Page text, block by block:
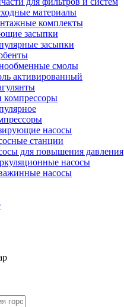
материалы
комплекты
засыпки
засыпки
смолы
активированный
компрессоры
насосы
станции
для повышения давления
насосы
насосы